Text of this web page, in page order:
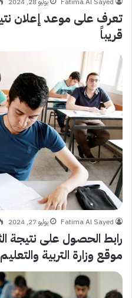
قريباً
Fatima Al Sayed يوليو 27, 2024
موقع وزارة التربية والتعليم